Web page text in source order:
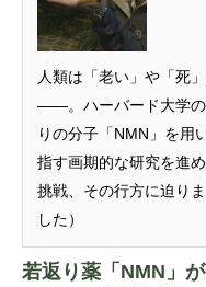
人類は「老い」や「死
――。ハーバード大学の
りの分子「NMN」を用
指す画期的な研究を進
挑戦、その行方に迫り
した）
若返り薬「NMN」